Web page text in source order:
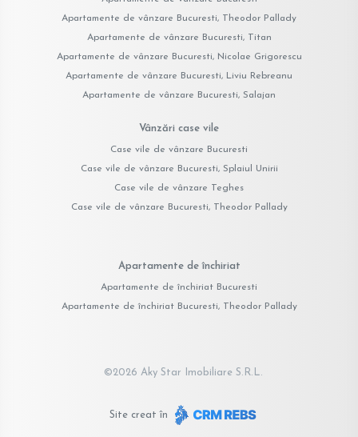
Apartamente de vânzare Bucuresti, Theodor Pallady
Apartamente de vânzare Bucuresti, Titan
Apartamente de vânzare Bucuresti, Nicolae Grigorescu
Apartamente de vânzare Bucuresti, Liviu Rebreanu
Apartamente de vânzare Bucuresti, Salajan
Vânzări case vile
Case vile de vânzare Bucuresti
Case vile de vânzare Bucuresti, Splaiul Unirii
Case vile de vânzare Teghes
Case vile de vânzare Bucuresti, Theodor Pallady
Apartamente de închiriat
Apartamente de închiriat Bucuresti
Apartamente de închiriat Bucuresti, Theodor Pallady
©2026 Aky Star Imobiliare S.R.L.
Site creat în